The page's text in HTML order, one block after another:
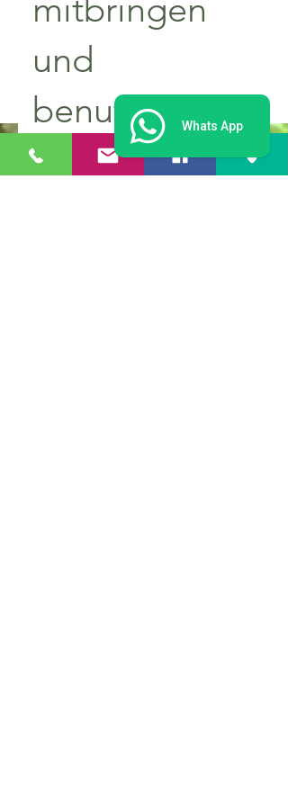
mitbringen
und
benutzen?
Wenn es ein Sport- oder
Whats App